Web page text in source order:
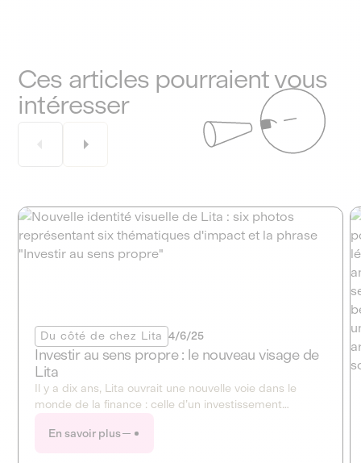
Ces articles pourraient vous
intéresser
Du côté de chez Lita 4/6/25
Investir au sens propre : le nouveau visage de
Lita
Il y a dix ans, Lita ouvrait une nouvelle voie dans le
monde de la finance : celle d’un investissement
notre société. Aujourd’hui, Lita réaffirme son cap et
En savoir plus